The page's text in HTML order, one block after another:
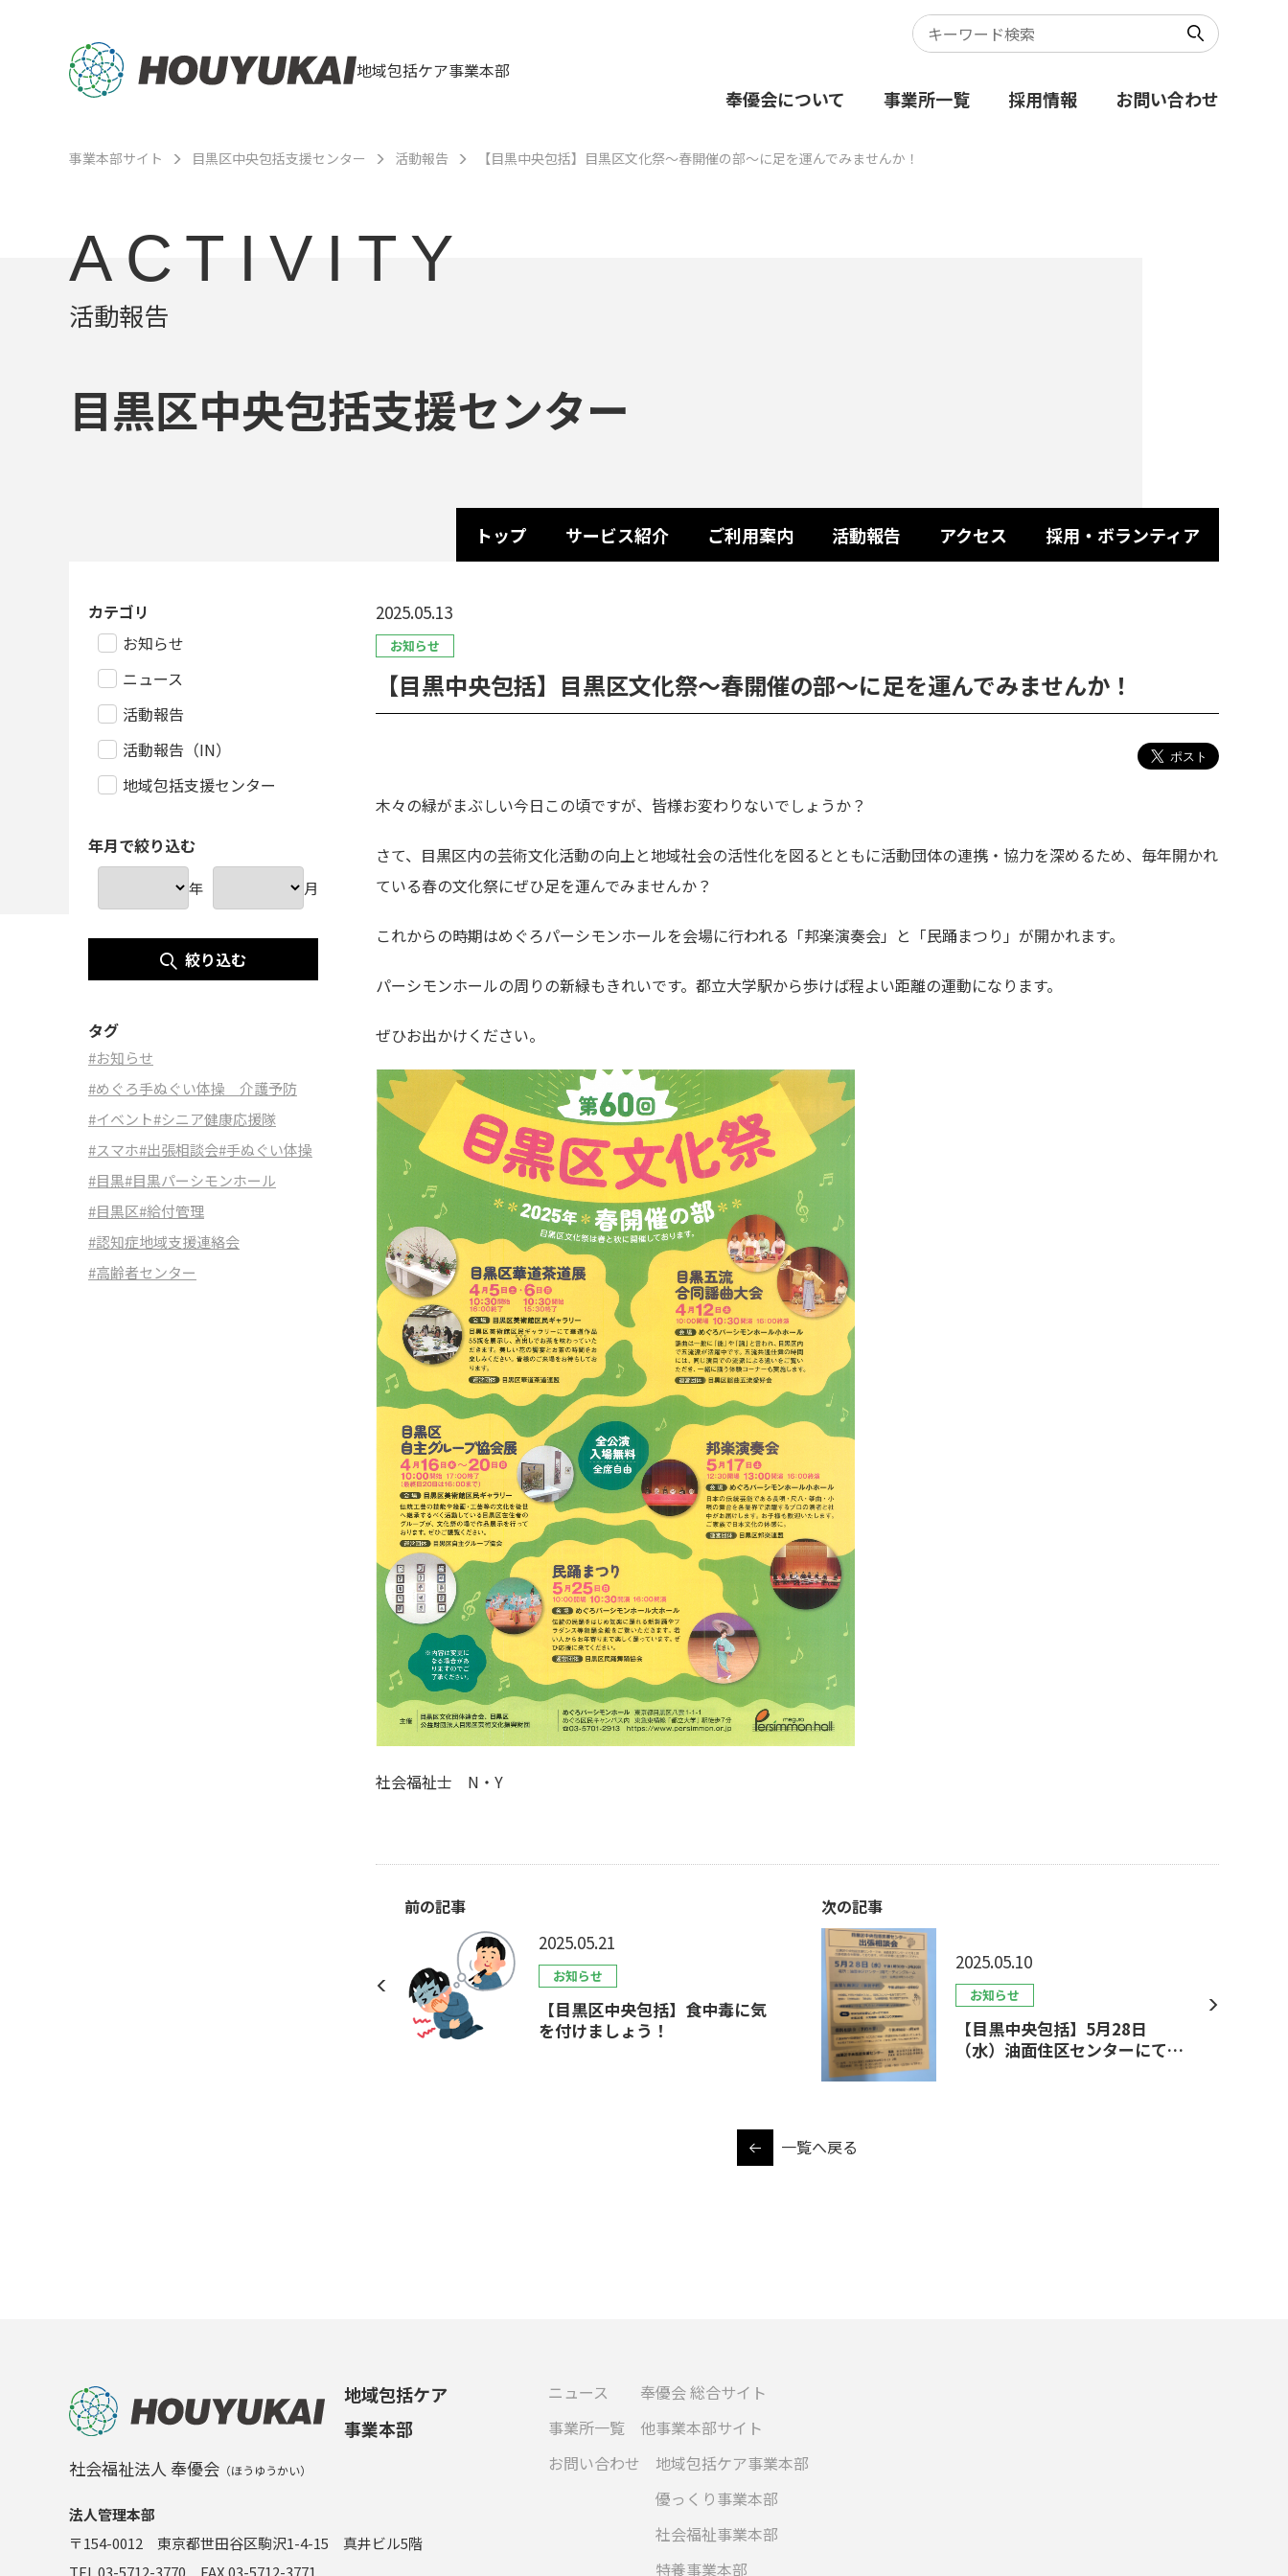
地域包括ケア事業本部
奉優会について 事業所一覧 採用情報 お問い合わせ
事業本部サイト 目黒区中央包括支援センター 活動報告 【目黒中央包括】目黒区文化祭～春開催の部～に足を運んでみませんか！
ACTIVITY
活動報告
目黒区中央包括支援センター
トップ サービス紹介 ご利用案内 活動報告 アクセス 採用・ボランティア
2025.05.13
お知らせ
【目黒中央包括】目黒区文化祭～春開催の部～に足を運んでみませんか！
木々の緑がまぶしい今日この頃ですが、皆様お変わりないでしょうか？
さて、目黒区内の芸術文化活動の向上と地域社会の活性化を図るとともに活動団体の連携・協力を深めるため、毎年開かれ
ている春の文化祭にぜひ足を運んでみませんか？
これからの時期はめぐろパーシモンホールを会場に行われる「邦楽演奏会」と「民踊まつり」が開かれます。
パーシモンホールの周りの新緑もきれいです。都立大学駅から歩けば程よい距離の運動になります。
ぜひお出かけください。
社会福祉士 N・Y
前の記事
2025.05.21
お知らせ
【目黒区中央包括】食中毒に気
を付けましょう！
次の記事
2025.05.10
お知らせ
【目黒中央包括】5月28日
（水）油面住区センターにて、
一覧へ戻る
カテゴリ
お知らせ
ニュース
活動報告
活動報告（IN）
地域包括支援センター
年月で絞り込む
年 月
絞り込む
タグ
#お知らせ
#めぐろ手ぬぐい体操 介護予防
#イベント#シニア健康応援隊
#スマホ#出張相談会#手ぬぐい体操
#目黒#目黒パーシモンホール
#目黒区#給付管理
#認知症地域支援連絡会
#高齢者センター
地域包括ケア
事業本部
社会福祉法人 奉優会 （ほうゆうかい）
法人管理本部
〒154-0012 東京都世田谷区駒沢1-4-15 真井ビル5階
TEL 03-5712-3770 FAX 03-5712-3771
ニュース
事業所一覧
お問い合わせ
奉優会 総合サイト
他事業本部サイト
地域包括ケア事業本部
優っくり事業本部
社会福祉事業本部
特養事業本部